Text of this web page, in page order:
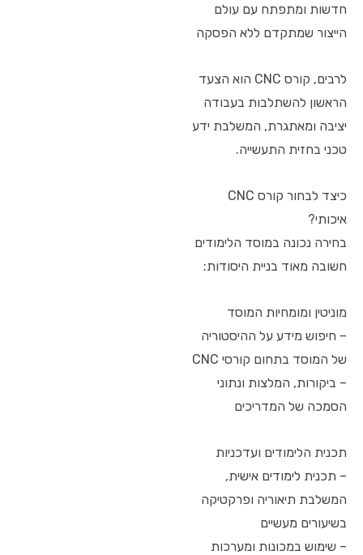
חדשות ומתפתח עם עולם
הייצור שמתקדם ללא הפסקה
לרבים, קורס CNC הוא הצעד
הראשון להשתלבות בעבודה
יציבה ומאתגרת, המשלבת ידע
טכני בחזית התעשייה.
כיצד לבחור קורס CNC
איכותי?
בחירה נכונה במוסד הלימודים
חשובה מאוד בניית היסודות:
מוניטין ומומחיות המוסד
– חיפוש מידע על ההיסטוריה
של המוסד בתחום קורסי CNC
– ביקורות, המלצות ונתוני
הסמכה של המדריכים
תכנית הלימודים ועדכניות
– תכנית לימודים אישית,
המשלבת תיאוריה ופרקטיקה
בשיעורים מעשיים
– שימוש במכונות ומערכות